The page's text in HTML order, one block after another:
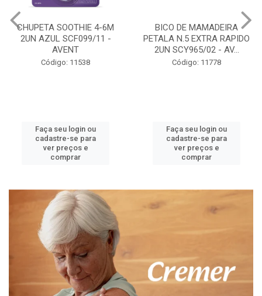
BICO DE MAMADEIRA
PETALA N.5 EXTRA RAPIDO
2UN SCY965/02 - AV...
Código: 11778
Faça seu login ou
cadastre-se para
ver preços e
comprar
MAMADEIRA PETALA 3-6M
260ML GIRAFA BICO 3
SCY903/66 - AVENT
Código: 11786
Faça seu login ou
cadastre-se para
ver preços e
comprar